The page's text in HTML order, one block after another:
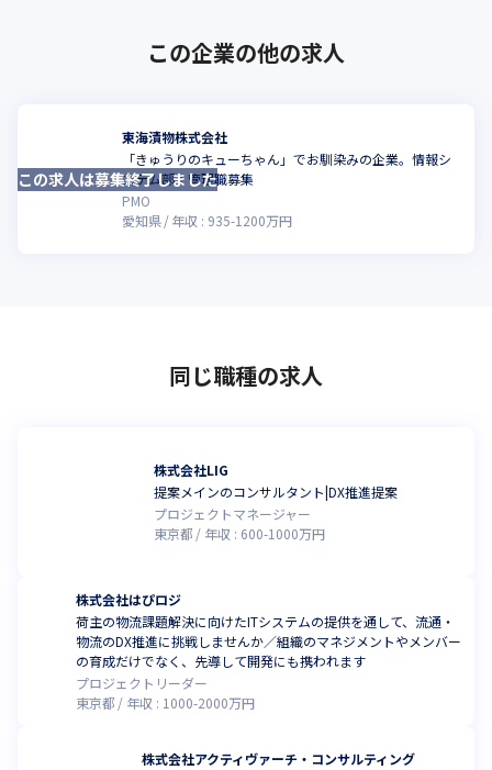
この企業の他の求人
東海漬物株式会社
「きゅうりのキューちゃん」でお馴染みの企業。情報シ
ステム部：管理職募集
PMO
愛知県
年収 : 935-1200万円
この求人は募集終了しました
同じ職種の求人
株式会社LIG
提案メインのコンサルタント|DX推進提案
プロジェクトマネージャー
東京都
年収 : 600-1000万円
株式会社はぴロジ
荷主の物流課題解決に向けたITシステムの提供を通して、流通・
物流のDX推進に挑戦しませんか／組織のマネジメントやメンバー
の育成だけでなく、先導して開発にも携われます
プロジェクトリーダー
東京都
年収 : 1000-2000万円
株式会社アクティヴァーチ・コンサルティング